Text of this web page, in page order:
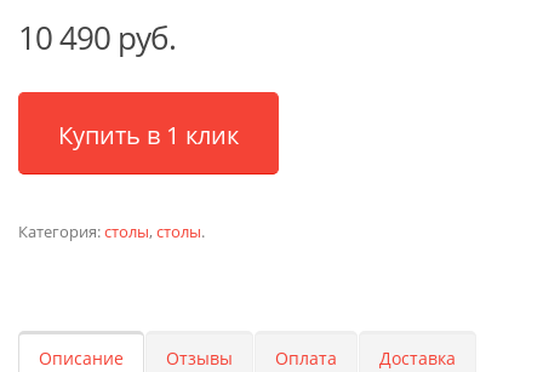
10 490 руб.
Купить в 1 клик
Категория:столы,столы.
Описание Отзывы Оплата Доставка